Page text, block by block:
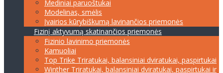
Mediniai paruoštukai
Modelinas, smėlis
Įvairios kūrybiškumą lavinančios priemonės
Fizinį aktyvumą skatinančios priemonės
Fizinio lavinimo priemonės
Kamuoliai
Top Trike Triratukai, balansiniai dviratukai, paspirtukai
Winther Triratukai, balansiniai dviratukai, paspirtukai ir